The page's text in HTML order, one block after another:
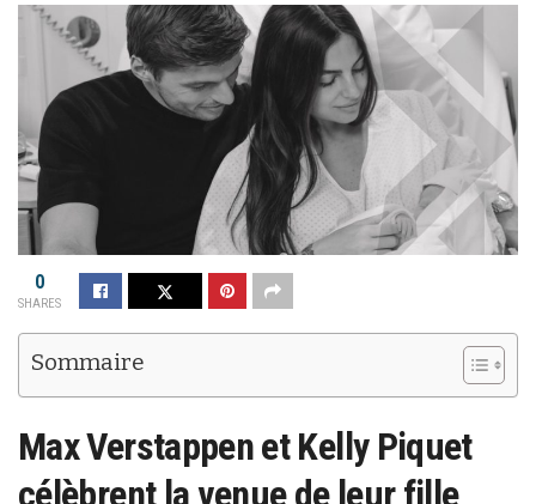
0
SHARES
Sommaire
Max Verstappen et Kelly Piquet
célèbrent la venue de leur fille